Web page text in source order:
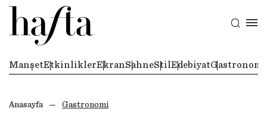
ManşetEtkinliklerEkranSahneStil EdebiyatGastronomi
Anasayfa Gastronomi